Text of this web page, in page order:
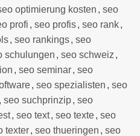
optimierung kosten , seo
profi , seo profis, seo rank,
, seo rankings, seo
schulungen , seo schweiz ,
, seo seminar, seo
, seo spezialisten , seo
, seo suchprinzip, seo
, seo text, seo texte, seo
texter, seo thueringen , seo